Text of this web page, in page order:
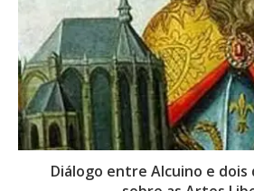
Diálogo entre Alcuino e dois